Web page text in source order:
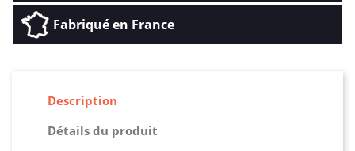
Fabriqué en France
Description
Détails du produit